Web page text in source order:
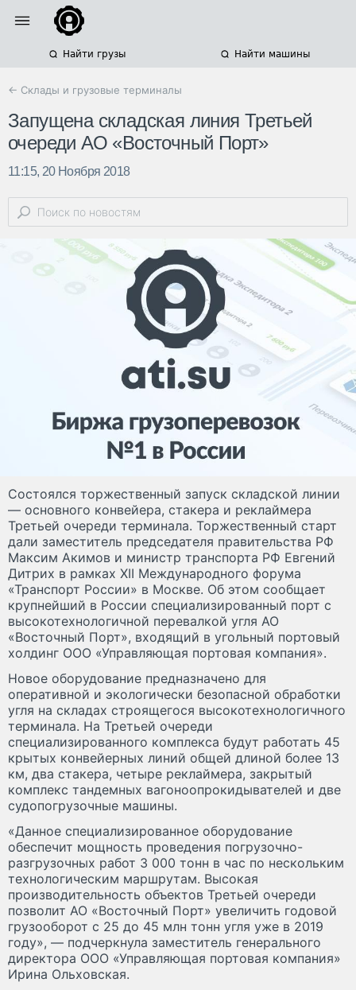
Найти грузы Найти машины
← Склады и грузовые терминалы
Запущена складская линия Третьей
очереди АО «Восточный Порт»
11:15, 20 Ноября 2018
Состоялся торжественный запуск складской линии
— основного конвейера, стакера и реклаймера
Третьей очереди терминала. Торжественный старт
дали заместитель председателя правительства РФ
Максим Акимов и министр транспорта РФ Евгений
Дитрих в рамках XII Международного форума
«Транспорт России» в Москве. Об этом сообщает
крупнейший в России специализированный порт с
высокотехнологичной перевалкой угля АО
«Восточный Порт», входящий в угольный портовый
холдинг ООО «Управляющая портовая компания».
Новое оборудование предназначено для
оперативной и экологически безопасной обработки
угля на складах строящегося высокотехнологичного
терминала. На Третьей очереди
специализированного комплекса будут работать 45
крытых конвейерных линий общей длиной более 13
км, два стакера, четыре реклаймера, закрытый
комплекс тандемных вагоноопрокидывателей и две
судопогрузочные машины.
«Данное специализированное оборудование
обеспечит мощность проведения погрузочно-
разгрузочных работ 3 000 тонн в час по нескольким
технологическим маршрутам. Высокая
производительность объектов Третьей очереди
позволит АО «Восточный Порт» увеличить годовой
грузооборот с 25 до 45 млн тонн угля уже в 2019
году», — подчеркнула заместитель генерального
директора ООО «Управляющая портовая компания»
Ирина Ольховская.